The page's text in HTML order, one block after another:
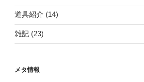
道具紹介 (14)
雑記 (23)
メタ情報